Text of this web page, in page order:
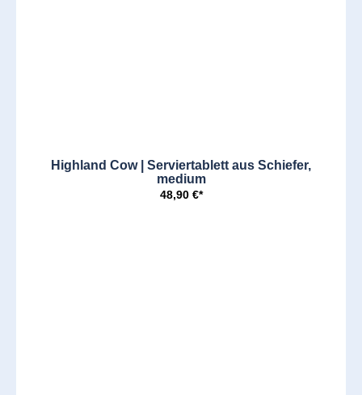
Highland Cow | Serviertablett aus Schiefer,
medium
48,90 €*